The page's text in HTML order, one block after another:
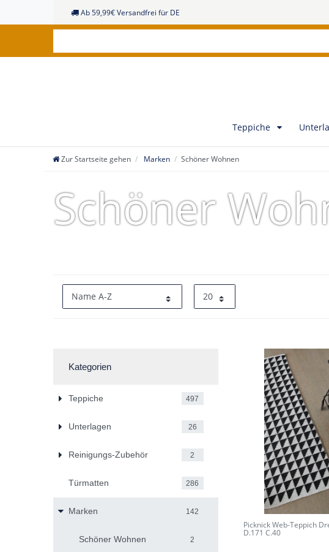
Ab 59,99€ Versandfrei für DE
Teppiche
Zur Startseite gehen Marken Schöner Wohnen
Schöner
Kategorien
Teppiche 497
Unterlagen 26
Reinigungs-Zubehör 2
Türmatten 286
Marken 142
Schöner Wohnen 2
Picknick Web-Teppich
D.171 C.40